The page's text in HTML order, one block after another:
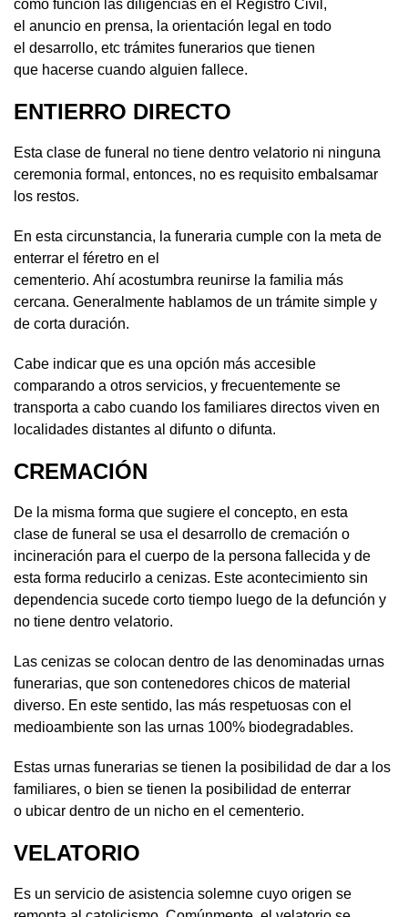
como función las diligencias en el Registro Civil,
el anuncio en prensa, la orientación legal en todo
el desarrollo, etc trámites funerarios que tienen
que hacerse cuando alguien fallece.
ENTIERRO DIRECTO
Esta clase de funeral no tiene dentro velatorio ni ninguna
ceremonia formal, entonces, no es requisito embalsamar
los restos.
En esta circunstancia, la funeraria cumple con la meta de
enterrar el féretro en el
cementerio. Ahí acostumbra reunirse la familia más
cercana. Generalmente hablamos de un trámite simple y
de corta duración.
Cabe indicar que es una opción más accesible
comparando a otros servicios, y frecuentemente se
transporta a cabo cuando los familiares directos viven en
localidades distantes al difunto o difunta.
CREMACIÓN
De la misma forma que sugiere el concepto, en esta
clase de funeral se usa el desarrollo de cremación o
incineración para el cuerpo de la persona fallecida y de
esta forma reducirlo a cenizas. Este acontecimiento sin
dependencia sucede corto tiempo luego de la defunción y
no tiene dentro velatorio.
Las cenizas se colocan dentro de las denominadas urnas
funerarias, que son contenedores chicos de material
diverso. En este sentido, las más respetuosas con el
medioambiente son las urnas 100% biodegradables.
Estas urnas funerarias se tienen la posibilidad de dar a los
familiares, o bien se tienen la posibilidad de enterrar
o ubicar dentro de un nicho en el cementerio.
VELATORIO
Es un servicio de asistencia solemne cuyo origen se